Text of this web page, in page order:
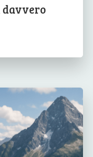
davvero